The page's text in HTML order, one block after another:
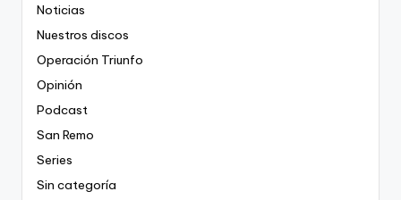
Noticias
Nuestros discos
Operación Triunfo
Opinión
Podcast
San Remo
Series
Sin categoría